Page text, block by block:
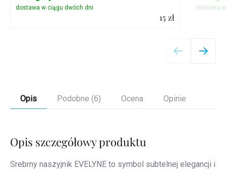
15 zł
Opis Podobne (6) Ocena Opinie
Opis szczegółowy produktu
Srebrny naszyjnik EVELYNE to symbol subtelnej elegancji i